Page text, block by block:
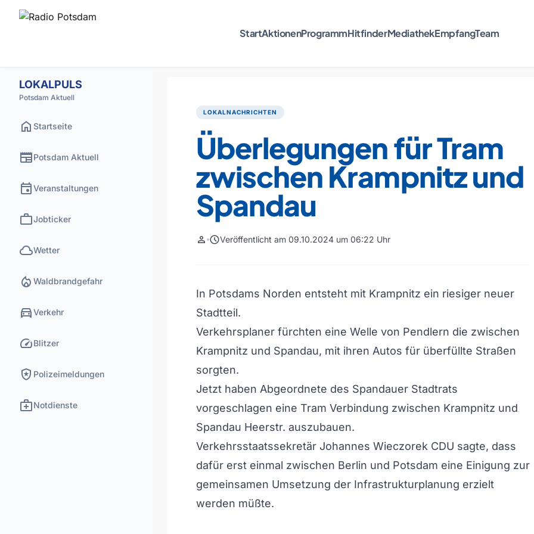
StartAktionenProgrammHitfinderMediathekEmpfangTeam
LOKALPULS
Potsdam Aktuell
home Startseite
newspaperPotsdam Aktuell
eventVeranstaltungen
workJobticker
cloudWetter
local_fire_department Waldbrandgefahr
directions_carVerkehr
speedBlitzer
local_police Polizeimeldungen
medical_servicesNotdienste
LOKALNACHRICHTEN
Überlegungen für Tram
zwischen Krampnitz und
Spandau
person scheduleVeröffentlicht am 09.10.2024 um 06:22 Uhr
In Potsdams Norden entsteht mit Krampnitz ein riesiger neuer
Stadtteil.
Verkehrsplaner fürchten eine Welle von Pendlern die zwischen
Krampnitz und Spandau, mit ihren Autos für überfüllte Straßen
sorgten.
Jetzt haben Abgeordnete des Spandauer Stadtrats
vorgeschlagen eine Tram Verbindung zwischen Krampnitz und
Spandau Heerstr. auszubauen.
Verkehrsstaatssekretär Johannes Wieczorek CDU sagte, dass
dafür erst einmal zwischen Berlin und Potsdam eine Einigung zur
gemeinsamen Umsetzung der Infrastrukturplanung erzielt
werden müßte.